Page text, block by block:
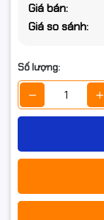
Giá bán:
Giá so sánh:
Số lượng: